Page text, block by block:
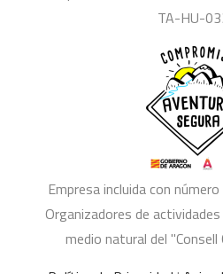
TA-HU-
Empresa incluida con
Organizadores de
medio natural del